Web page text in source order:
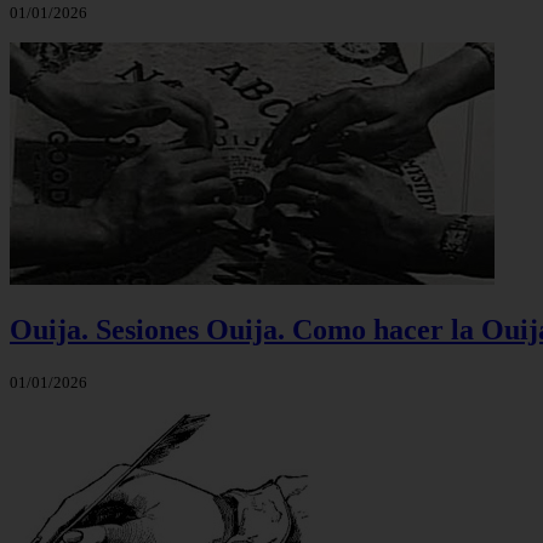
01/01/2026
Ouija. Sesiones Ouija. Como hacer la
01/01/2026